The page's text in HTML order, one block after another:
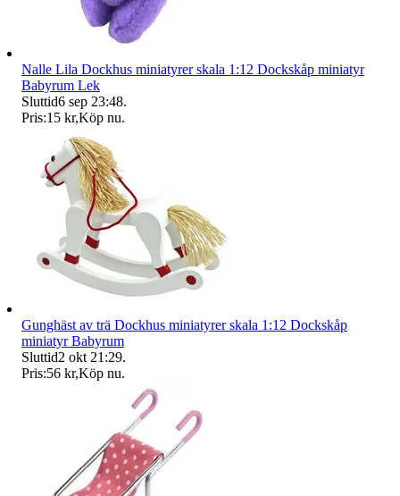
Nalle Lila Dockhus miniatyrer skala 1:12 Dockskåp miniatyr
Babyrum Lek
Sluttid6 sep 23:48.
Pris:15 kr,Köp nu.
Gunghäst av trä Dockhus miniatyrer skala 1:12 Dockskåp
miniatyr Babyrum
Sluttid2 okt 21:29.
Pris:56 kr,Köp nu.